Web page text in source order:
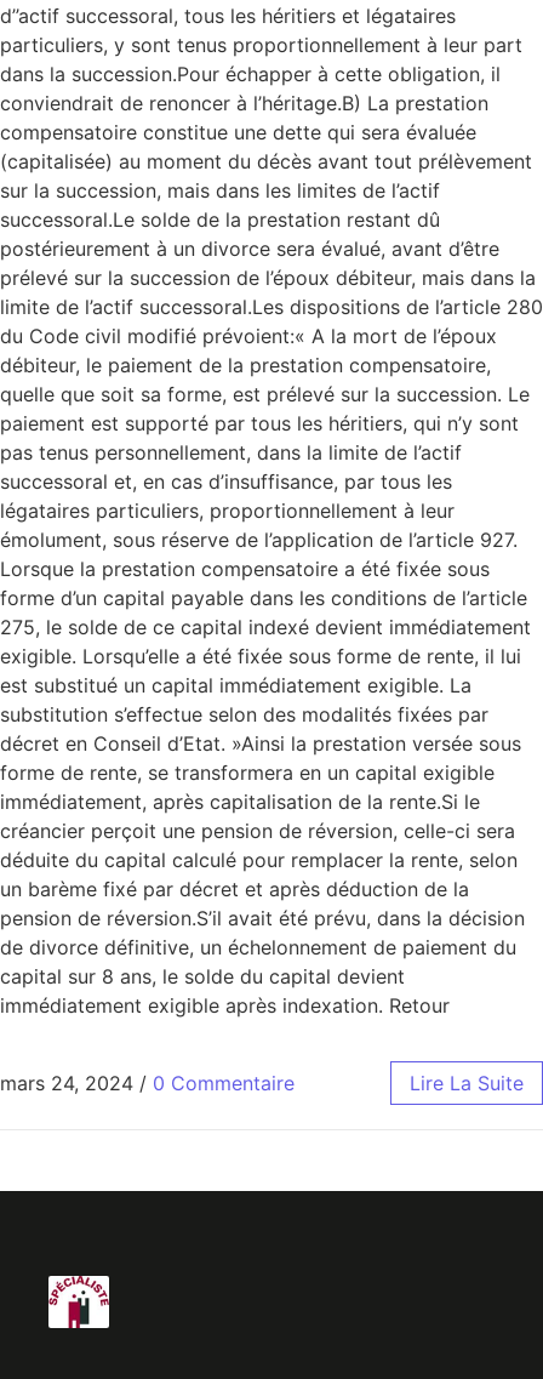
d’’actif successoral, tous les héritiers et légataires
particuliers, y sont tenus proportionnellement à leur part
dans la succession.Pour échapper à cette obligation, il
conviendrait de renoncer à l’héritage.B) La prestation
compensatoire constitue une dette qui sera évaluée
(capitalisée) au moment du décès avant tout prélèvement
sur la succession, mais dans les limites de l’actif
successoral.Le solde de la prestation restant dû
postérieurement à un divorce sera évalué, avant d’être
prélevé sur la succession de l’époux débiteur, mais dans la
limite de l’actif successoral.Les dispositions de l’article 280
du Code civil modifié prévoient:« A la mort de l’époux
débiteur, le paiement de la prestation compensatoire,
quelle que soit sa forme, est prélevé sur la succession. Le
paiement est supporté par tous les héritiers, qui n’y sont
pas tenus personnellement, dans la limite de l’actif
successoral et, en cas d’insuffisance, par tous les
légataires particuliers, proportionnellement à leur
émolument, sous réserve de l’application de l’article 927.
Lorsque la prestation compensatoire a été fixée sous
forme d’un capital payable dans les conditions de l’article
275, le solde de ce capital indexé devient immédiatement
exigible. Lorsqu’elle a été fixée sous forme de rente, il lui
est substitué un capital immédiatement exigible. La
substitution s’effectue selon des modalités fixées par
décret en Conseil d’Etat. »Ainsi la prestation versée sous
forme de rente, se transformera en un capital exigible
immédiatement, après capitalisation de la rente.Si le
créancier perçoit une pension de réversion, celle-ci sera
déduite du capital calculé pour remplacer la rente, selon
un barème fixé par décret et après déduction de la
pension de réversion.S’il avait été prévu, dans la décision
de divorce définitive, un échelonnement de paiement du
capital sur 8 ans, le solde du capital devient
immédiatement exigible après indexation. Retour
mars 24, 2024 / 0 Commentaire Lire La Suite